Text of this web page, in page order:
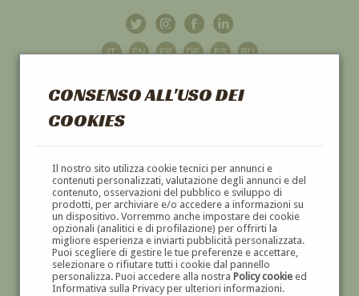
CONSENSO ALL'USO DEI
COOKIES
Il nostro sito utilizza cookie tecnici per annunci e
contenuti personalizzati, valutazione degli annunci e del
contenuto, osservazioni del pubblico e sviluppo di
prodotti, per archiviare e/o accedere a informazioni su
un dispositivo. Vorremmo anche impostare dei cookie
opzionali (analitici e di profilazione) per offrirti la
migliore esperienza e inviarti pubblicità personalizzata.
Puoi scegliere di gestire le tue preferenze e accettare,
selezionare o rifiutare tutti i cookie dal pannello
personalizza. Puoi accedere alla nostra Policy cookieed
Informativa sulla Privacy per ulteriori informazioni.
GALLERIAD'ARTE
DIPINTI E SCULTURE '800 E '900